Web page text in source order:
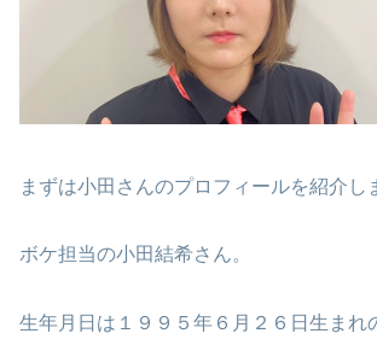
まずは小田さんのプロフィールを紹介し
ボケ担当の小田結希さん。
生年月日は１９９５年６月２６日生まれ